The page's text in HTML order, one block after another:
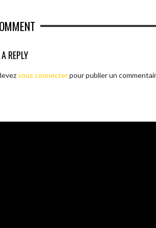
REPLY
vous connecterpour publier un